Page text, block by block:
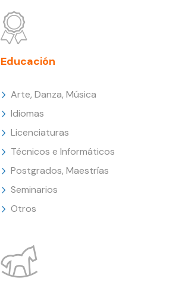
Educación
Arte, Danza, Música
Idiomas
Licenciaturas
Técnicos e Informáticos
Postgrados, Maestrías
Seminarios
Otros